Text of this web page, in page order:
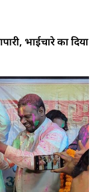
भाईचारे का दिया